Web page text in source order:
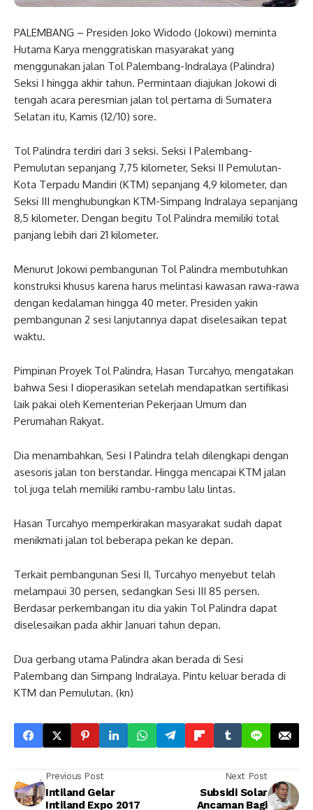
PALEMBANG – Presiden Joko Widodo (Jokowi) meminta
Hutama Karya menggratiskan masyarakat yang
menggunakan jalan Tol Palembang-Indralaya (Palindra)
Seksi I hingga akhir tahun. Permintaan diajukan Jokowi di
tengah acara peresmian jalan tol pertama di Sumatera
Selatan itu, Kamis (12/10) sore.
Tol Palindra terdiri dari 3 seksi. Seksi I Palembang-
Pemulutan sepanjang 7,75 kilometer, Seksi II Pemulutan-
Kota Terpadu Mandiri (KTM) sepanjang 4,9 kilometer, dan
Seksi III menghubungkan KTM-Simpang Indralaya sepanjang
8,5 kilometer. Dengan begitu Tol Palindra memiliki total
panjang lebih dari 21 kilometer.
Menurut Jokowi pembangunan Tol Palindra membutuhkan
konstruksi khusus karena harus melintasi kawasan rawa-rawa
dengan kedalaman hingga 40 meter. Presiden yakin
pembangunan 2 sesi lanjutannya dapat diselesaikan tepat
waktu.
Pimpinan Proyek Tol Palindra, Hasan Turcahyo, mengatakan
bahwa Sesi I dioperasikan setelah mendapatkan sertifikasi
laik pakai oleh Kementerian Pekerjaan Umum dan
Perumahan Rakyat.
Dia menambahkan, Sesi I Palindra telah dilengkapi dengan
asesoris jalan ton berstandar. Hingga mencapai KTM jalan
tol juga telah memiliki rambu-rambu lalu lintas.
Hasan Turcahyo memperkirakan masyarakat sudah dapat
menikmati jalan tol beberapa pekan ke depan.
Terkait pembangunan Sesi II, Turcahyo menyebut telah
melampaui 30 persen, sedangkan Sesi III 85 persen.
Berdasar perkembangan itu dia yakin Tol Palindra dapat
diselesaikan pada akhir Januari tahun depan.
Dua gerbang utama Palindra akan berada di Sesi
Palembang dan Simpang Indralaya. Pintu keluar berada di
KTM dan Pemulutan. (kn)
Previous Post
Intiland Gelar
Intiland Expo 2017
Next Post
Subsidi Solar
Ancaman Bagi